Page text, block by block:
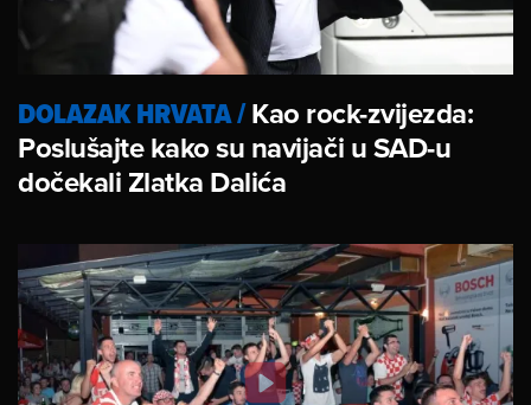
DOLAZAK HRVATA/Kao rock-zvijezda:
Poslušajte kako su navijači u SAD-u
dočekali Zlatka Dalića